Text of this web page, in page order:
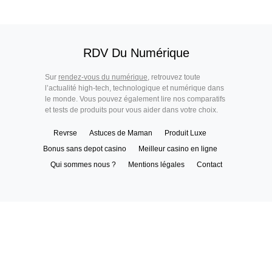
RDV Du Numérique
Sur rendez-vous du numérique, retrouvez toute
l’actualité high-tech, technologique et numérique dans
le monde. Vous pouvez également lire nos comparatifs
et tests de produits pour vous aider dans votre choix.
Revrse Astuces de Maman
Produit Luxe
Bonus sans depot casino
Meilleur casino en ligne
Qui sommes nous ?
Mentions légales Contact